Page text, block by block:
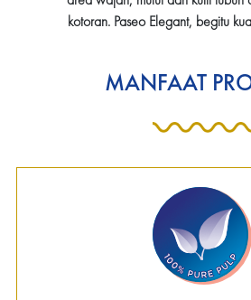
kotoran. Paseo Elegant, begitu
MANFAAT